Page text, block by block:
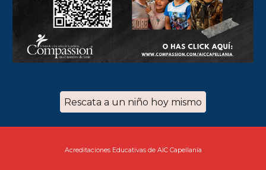
Rescata a un niño hoy mismo
Acreditaciones Educativas de AIC Capellanía